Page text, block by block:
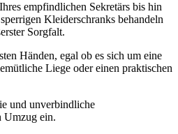
empfindlichen Sekretärs bis hin
Kleiderschranks behandeln
Sorgfalt.
Händen, egal ob es sich um eine
Liege oder einen praktischen
und unverbindliche
Umzug ein.